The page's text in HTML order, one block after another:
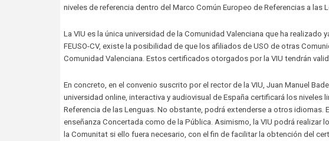
niveles de referencia dentro del Marco Común Europeo de Referencias a las
La VIU es la única universidad de la Comunidad Valenciana que ha
FEUSO-CV, existe la posibilidad de que los afiliados de USO de otras
Comunidad Valenciana. Estos certificados otorgados por la VIU tendrán
En concreto, en el convenio suscrito por el rector de la VIU, Juan Manuel
universidad online, interactiva y audiovisual de España certificará los
Referencia de las Lenguas. No obstante, podrá extenderse a otros
enseñanza Concertada como de la Pública. Asimismo, la VIU podrá
la Comunitat si ello fuera necesario, con el fin de facilitar la obtención del